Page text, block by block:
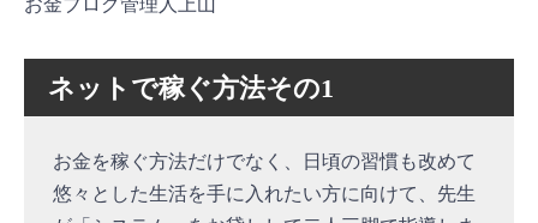
お金ブログ管理人上山
ネットで稼ぐ方法その1
お金を稼ぐ方法だけでなく、日頃の習慣も改めて
悠々とした生活を手に入れたい方に向けて、先生